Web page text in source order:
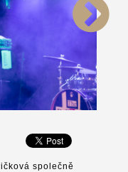
společně